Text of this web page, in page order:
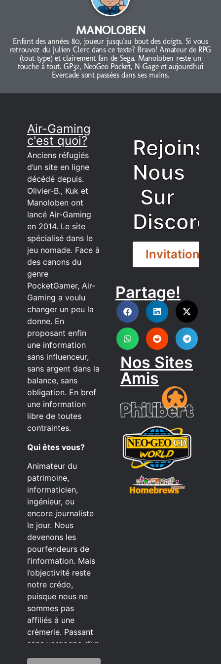
MANOLOBEN
Enfant des années 80, joueur jusqu'au bout des doigts. Si vous
retrouvez du Julien Clerc dans ce texte? Bravo! Amateur de RPG
(tout type) et clairement fan de Sega. Manoloben reste un
touche à tout. GP32, NeoGeo Pocket, N-Gage et aujourdhui
Evercade sont passées dans ses mains.
Air-Gaming
c'est quoi?
Anciens réfugiés
d’un site en ligne
décédé depuis.
Olivier-B., Kuk et
Manoloben ont
lancé Air-Gaming
en 2014. Le site
spécialisé dans le
jeu nomade. Face à
des canons du
genre
PocketGamer, Air-
Gaming a voulu
changer un peu la
donne. En
proposant enfin
une information
sans influenceur,
sans argent dans la
balance, sans
obligation. En bref
une information
libre de toutes
contraintes.
Qui êtes vous?
Animateur du
patrimoine,
informaticien,
ingénieur, ou
encore journaliste
le jour. Nous
devenons les
pourfendeurs de
l’information. Mais
l’objectivité reste
notre crédo,
puisque nous ne
sommes pas
affiliés à une
crèmerie. Passant
sans vergogne d’un
éditeur à l’autre.
Rejoins
Nous
Sur
Discord
Invitation
DISCORD
Partage!
Nos Sites
Amis